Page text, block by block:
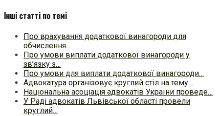
Інші статті по темі
Про врахування додаткової винагороди для
обчислення…
Про умови виплати додаткової винагороди у
зв’язку з…
Про умови для виплати додаткової винагороди…
Адвокатура організовує круглий стіл на тему…
Національна асоціація адвокатів України проведе…
У Раді адвокатів Львівської області провели
круглий…